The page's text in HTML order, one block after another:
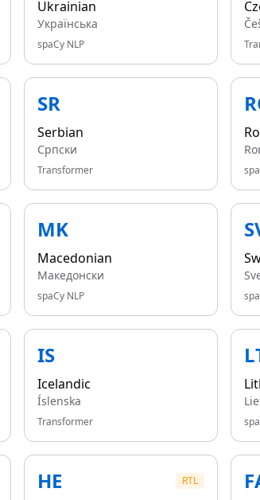
Ukrainian
Українська
spaCy NLP
SR
Serbian
Српски
Transformer
MK
Macedonian
Македонски
spaCy NLP
IS
Icelandic
Íslenska
Transformer
HE RTL